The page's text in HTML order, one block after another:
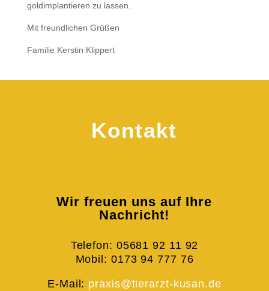
goldimplantieren zu lassen.
Mit freundlichen Grüßen
Familie Kerstin Klippert
Kontakt
Wir freuen uns auf Ihre
Nachricht!
Telefon: 05681 92 11 92
Mobil: 0173 94 777 76
E-Mail: praxis@tierarzt-kusan.de